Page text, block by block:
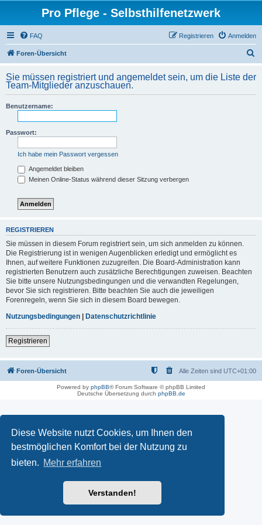
Diese Website nutzt Cookies, um Ihnen den
bestmöglichen Komfort bei der Nutzung zu
bieten. Mehr erfahren
Verstanden!
Pro Pflege - Selbsthilfenetzwerk
FAQ Anmelden
Registrieren
Foren-Übersicht
h
Sie müssen registriert und angemeldet sein, um die Liste der
Team-Mitglieder anzuschauen.
Benutzername:
Passwort:
Ich habe mein Passwort vergessen
Angemeldet bleiben
Meinen Online-Status während dieser Sitzung verbergen
REGISTRIEREN
Sie müssen in diesem Forum registriert sein, um sich anmelden zu können.
Die Registrierung ist in wenigen Augenblicken erledigt und ermöglicht es
Ihnen, auf weitere Funktionen zuzugreifen. Die Board-Administration kann
registrierten Benutzern auch zusätzliche Berechtigungen zuweisen. Beachten
Sie bitte unsere Nutzungsbedingungen und die verwandten Regelungen,
bevor Sie sich registrieren. Bitte beachten Sie auch die jeweiligen
Forenregeln, wenn Sie sich in diesem Board bewegen.
Nutzungsbedingungen | Datenschutzrichtlinie
Registrieren
Foren-Übersicht Alle Zeiten sind UTC+01:00
Powered by phpBB® Forum Software © phpBB Limited
Deutsche Übersetzung durch phpBB.de